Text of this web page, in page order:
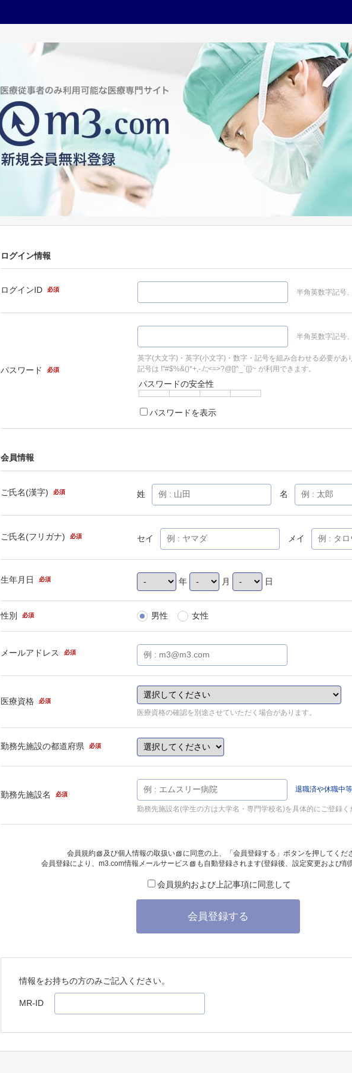
ログイン情報
ログインID 必須 半角英数字記号
パスワード 必須
半角英数字記号
英字(大文字)・英字(小文字)・数字・記号を組み合わせる必要があ
記号は !"#$%&()*+,-./:;<=>?@[]^_`{|}~ が利用できます。
パスワードの安全性
パスワードを表示
会員情報
ご氏名(漢字) 必須 姓 名
ご氏名(フリガナ) 必須 セイ メイ
生年月日 必須 年 月 日
性別 必須 男性 女性
メールアドレス 必須
医療資格 必須
医療資格の確認を別途させていただく場合があります。
勤務先施設の都道府県 必須
勤務先施設名 必須
退職済や休職中
勤務先施設名(学生の方は大学名・専門学校名)を具体的にご登録く
会員規約 及び個人情報の取扱い
に同意の上、「会員登録する」ボタンを押してくだ
会員登録により、 m3.com情報メールサービス も自動登録されます(登録後、設定変更および
会員規約および上記事項に同意して
会員登録する
情報をお持ちの方のみご記入ください。
MR-ID